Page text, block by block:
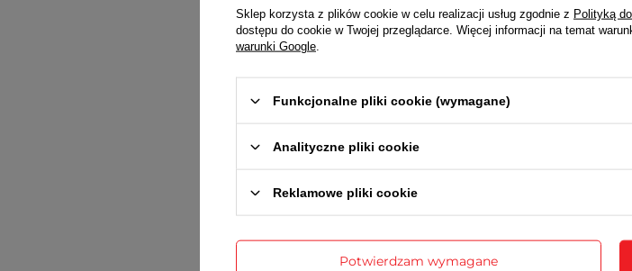
dowód zakupu
2-letnią kartę
Sklep korzysta z plików cookie w celu realizacji usług zgodnie z Polityką
dostępu do cookie w Twojej przeglądarce. Więcej informacji na temat
warunki Google
Funkcjonalne pliki cookie (wymagane)
Analityczne pliki cookie
Reklamowe pliki cookie
Potwierdzam wymagane